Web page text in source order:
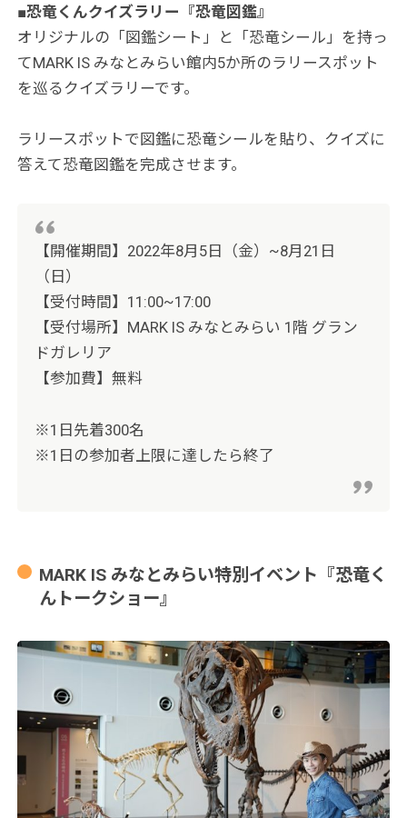
■恐竜くんクイズラリー『恐竜図鑑』
オリジナルの「図鑑シート」と「恐竜シール」を持っ
てMARK IS みなとみらい館内5か所のラリースポット
を巡るクイズラリーです。
ラリースポットで図鑑に恐竜シールを貼り、クイズに
答えて恐竜図鑑を完成させます。
【開催期間】2022年8月5日（金）~8月21日
（日）
【受付時間】11:00~17:00
【受付場所】MARK IS みなとみらい 1階 グラン
ドガレリア
【参加費】無料
※1日先着300名
※1日の参加者上限に達したら終了
MARK IS みなとみらい特別イベント『恐竜く
んトークショー』